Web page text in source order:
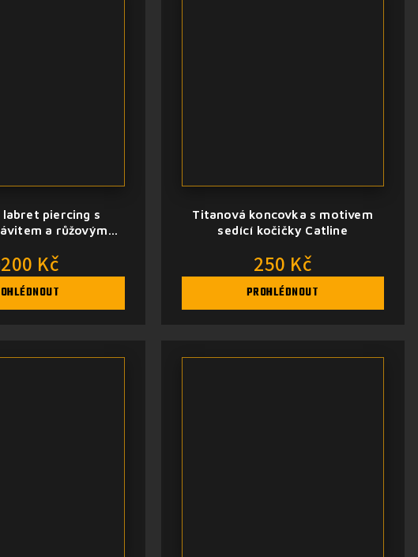
piercing s
a růžovým
200 Kč
Titanová koncovka s motivem
sedící kočičky Catline
250 Kč
PROHLÉDNOUT